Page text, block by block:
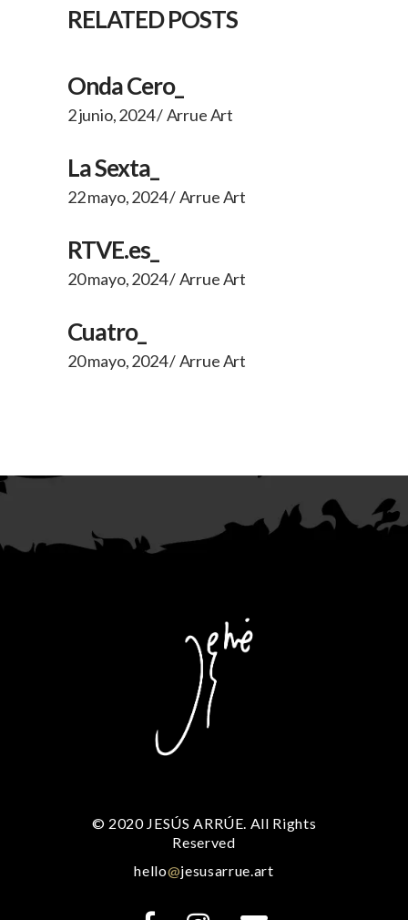
RELATED POSTS
Onda Cero_
2 junio, 2024 Arrue Art
La Sexta_
22 mayo, 2024 Arrue Art
RTVE.es_
20 mayo, 2024 Arrue Art
Cuatro_
20 mayo, 2024 Arrue Art
© 2020 JESÚS ARRÚE. All Rights
Reserved
hello@jesusarrue.art